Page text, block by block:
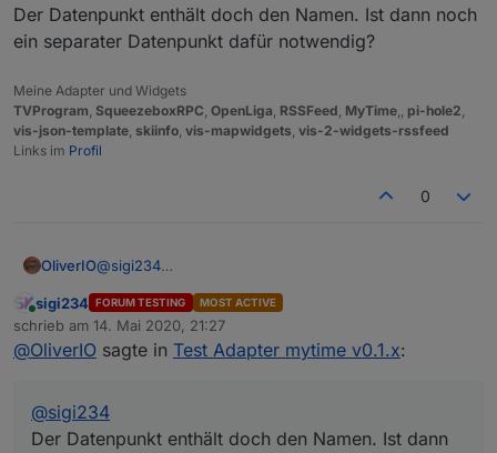
gemäß des Countdowns entsprechend abläuft.
Verwendung der widgets inklusive einer Beispiel
widgetgruppe für eine komplette Steuerung ist auf
Bei Fragen wie immer hier im Forum schreiben.
Fehler können hier, aber auch auf github
https://github.com/oweitman/ioBroker.mytime
gemeldet werden.
Der Datenpunkt enthält doch den Namen. Ist dann noch
ein separater Datenpunkt dafür notwendig?
Meine Adapter und Widgets
TVProgram SqueezeboxRPC OpenLiga RSSFeed MyTime pi-hole2
vis-json-template skiinfo vis-mapwidgets vis-2-widgets-rssfeed
Links im Profil
0
OliverIO@sigi234
noch ein separater Datenpunkt dafür notwendig?
Online
sigi234 FORUM TESTING MOST ACTIVE
schrieb am 14. Mai 2020, 21:27
zuletzt editiert von
@OliverIO sagte in Test Adapter mytime v0.1.x:
@sigi234
Der Datenpunkt enthält doch den Namen. Ist dann